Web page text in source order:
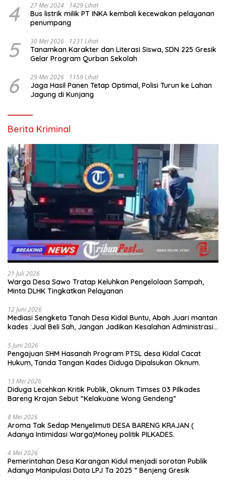
4 27 Mei 2024 1429 Lihat
Bus listrik milik PT INKA kembali kecewakan pelayanan
penumpang
5 30 Mei 2026 1231 Lihat
Tanamkan Karakter dan Literasi Siswa, SDN 225 Gresik
Gelar Program Qurban Sekolah
6 29 Mei 2026 1159 Lihat
Jaga Hasil Panen Tetap Optimal, Polisi Turun ke Lahan
Jagung di Kunjang
Berita Kriminal
21 Juli 2026
Warga Desa Sawo Tratap Keluhkan Pengelolaan Sampah,
Minta DLHK Tingkatkan Pelayanan
12 Juni 2026
Mediasi Sengketa Tanah Desa Kidal Buntu, Abah Juari mantan
kades :Jual Beli Sah, Jangan Jadikan Kesalahan Administrasi
5 Juni 2026
Pengajuan SHM Hasanah Program PTSL desa Kidal Cacat
Hukum, Tanda Tangan Kades Diduga Dipalsukan Oknum.
13 Mei 2026
Diduga Lecehkan Kritik Publik, Oknum Timses 03 Pilkades
Bareng Krajan Sebut “Kelakuane Wong Gendeng”
8 Mei 2026
Aroma Tak Sedap Menyelimuti DESA BARENG KRAJAN (
Adanya Intimidasi Warga)Money politik PILKADES.
4 Mei 2026
Pemerintahan Desa Karangan Kidul menjadi sorotan Publik
Adanya Manipulasi Data LPJ Ta 2025 ” Benjeng Gresik